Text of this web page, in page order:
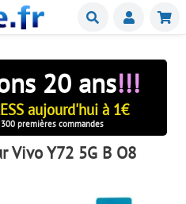
Buscar
20 ans!!!
aujourd'hui à 1€
premières commandes
Vivo Y72 5G B O8